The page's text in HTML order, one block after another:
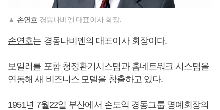
▲ 손연호 경동나비엔 대표이사 회장.
손연호는 경동나비엔의 대표이사 회장이다.
보일러를 포함 청정환기시스템과 홈네트워크 시스템을
연동해 새 비즈니스 모델을 창출하고 있다.
1951년 7월22일 부산에서 손도익 경동그룹 명예회장의